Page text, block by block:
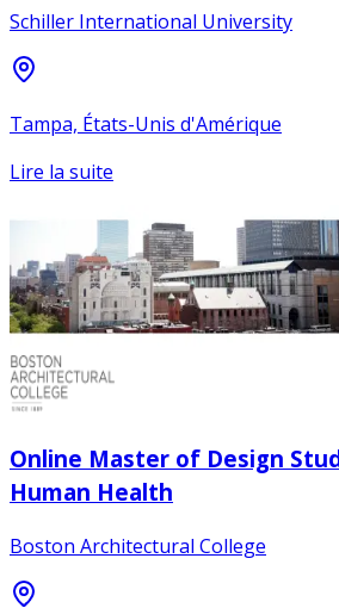
Schiller International University
Tampa, États-Unis d'Amérique
Lire la suite
Online Master of Design
Human Health
Boston Architectural College